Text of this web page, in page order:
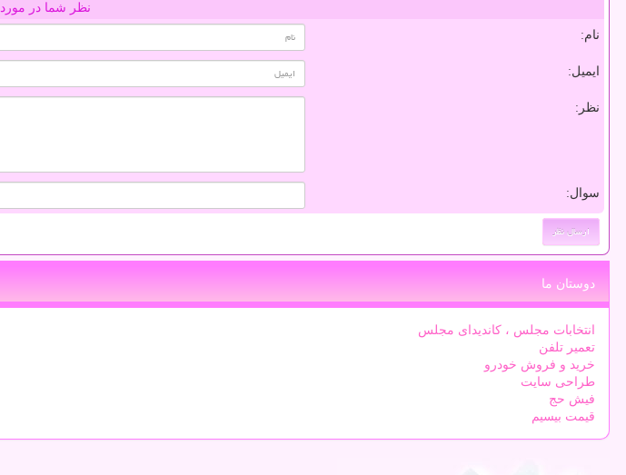
نظر شما در
نام:
ایمیل:
نظر:
سوال:
دوستان ما
انتخابات مجلس ، کاندیدای مجلس
تعمیر تلفن
خرید و فروش خودرو
طراحی سایت
فیش حج
قیمت بیسیم